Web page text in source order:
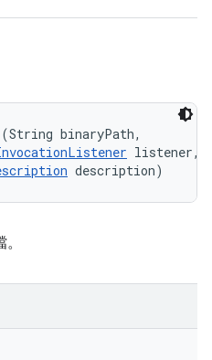
binaryPath,
listener,
description)